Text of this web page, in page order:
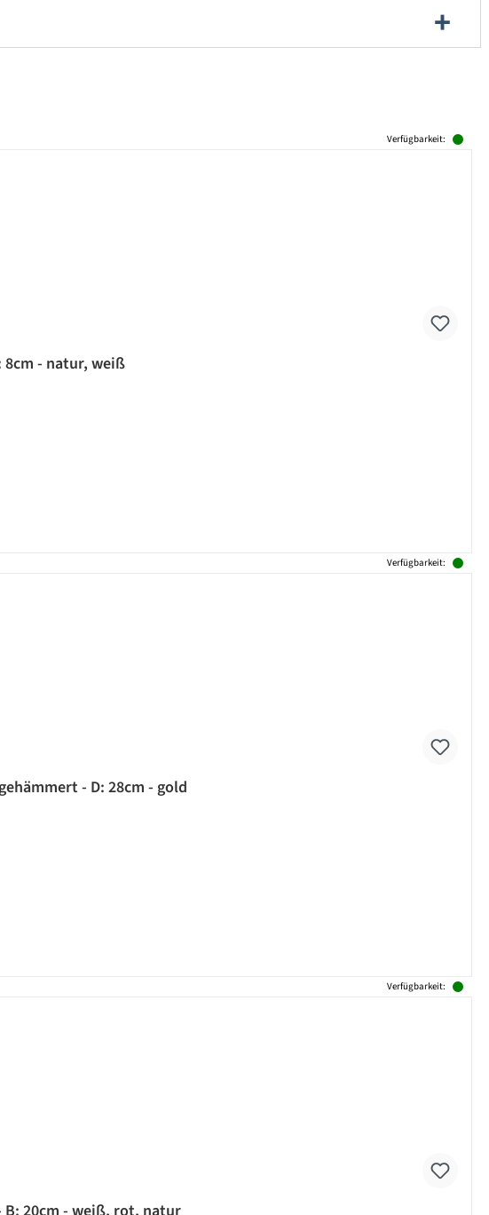
Verfügbarkeit:
8cm - natur, weiß
Verfügbarkeit:
- D: 28cm - gold
Verfügbarkeit: